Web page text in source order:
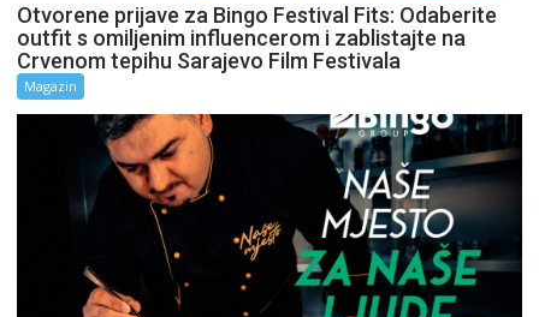
Otvorene prijave za Bingo Festival Fits: Odaberite
outfit s omiljenim influencerom i zablistajte na
Crvenom tepihu Sarajevo Film Festivala
Magazin